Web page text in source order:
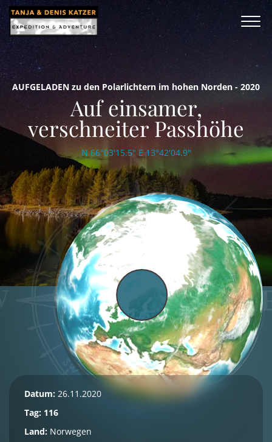
AUFGELADEN zu den Polarlichtern im hohen Norden - 2020
Auf einsamer,
verschneiter Passhöhe
N 66°03'15.5" E 13°42'04.9"
Datum: 26.11.2020
Tag: 116
Land: Norwegen